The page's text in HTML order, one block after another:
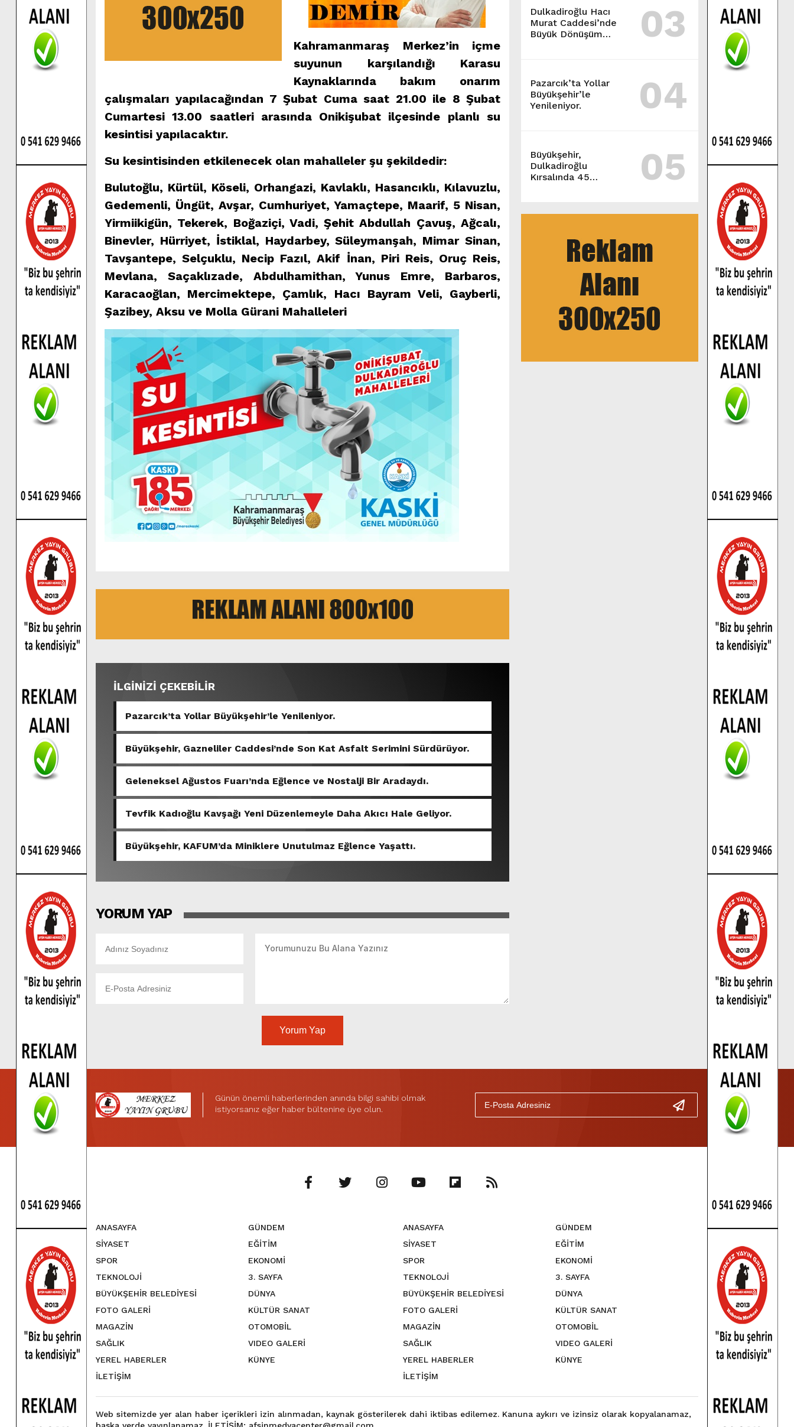
BULUŞTU.
Dulkadiroğlu Hacı
Murat Caddesi’nde
Büyük Dönüşüm
03
Pazarcık’ta Yollar
Büyükşehir’le
Yenileniyor.
04
Büyükşehir,
Dulkadiroğlu
Kırsalında 45
05
Kahramanmaraş Merkez’in içme
suyunun karşılandığı Karasu
Kaynaklarında bakım onarım
çalışmaları yapılacağından 7 Şubat Cuma saat 21.00 ile 8 Şubat
Cumartesi 13.00 saatleri arasında Onikişubat ilçesinde planlı su
kesintisi yapılacaktır.
Su kesintisinden etkilenecek olan mahalleler şu şekildedir:
Bulutoğlu, Kürtül, Köseli, Orhangazi, Kavlaklı, Hasancıklı, Kılavuzlu,
Gedemenli, Üngüt, Avşar, Cumhuriyet, Yamaçtepe, Maarif, 5 Nisan,
Yirmiikigün, Tekerek, Boğaziçi, Vadi, Şehit Abdullah Çavuş, Ağcalı,
Binevler, Hürriyet, İstiklal, Haydarbey, Süleymanşah, Mimar Sinan,
Tavşantepe, Selçuklu, Necip Fazıl, Akif İnan, Piri Reis, Oruç Reis,
Mevlana, Saçaklızade, Abdulhamithan, Yunus Emre, Barbaros,
Karacaoğlan, Mercimektepe, Çamlık, Hacı Bayram Veli, Gayberli,
Şazibey, Aksu ve Molla Gürani Mahalleleri
İLGİNİZİ ÇEKEBİLİR
Pazarcık’ta Yollar Büyükşehir’le Yenileniyor.
Büyükşehir, Gazneliler Caddesi’nde Son Kat Asfalt Serimini Sürdürüyor.
Geleneksel Ağustos Fuarı’nda Eğlence ve Nostalji Bir Aradaydı.
Tevfik Kadıoğlu Kavşağı Yeni Düzenlemeyle Daha Akıcı Hale Geliyor.
Büyükşehir, KAFUM’da Miniklere Unutulmaz Eğlence Yaşattı.
YORUM YAP
Yorum Yap
Günün önemli haberlerinden anında bilgi sahibi olmak
istiyorsanız eğer haber bültenine üye olun.
ANASAYFA
GÜNDEM
SİYASET
EĞİTİM
SPOR
EKONOMİ
TEKNOLOJİ
3. SAYFA
BÜYÜKŞEHİR BELEDİYESİ
DÜNYA
FOTO GALERİ
KÜLTÜR SANAT
MAGAZİN
OTOMOBİL
SAĞLIK
VIDEO GALERİ
YEREL HABERLER
KÜNYE
İLETİŞİM
ANASAYFA
GÜNDEM
SİYASET
EĞİTİM
SPOR
EKONOMİ
TEKNOLOJİ
3. SAYFA
BÜYÜKŞEHİR BELEDİYESİ
DÜNYA
FOTO GALERİ
KÜLTÜR SANAT
MAGAZİN
OTOMOBİL
SAĞLIK
VIDEO GALERİ
YEREL HABERLER
KÜNYE
İLETİŞİM
Web sitemizde yer alan haber içerikleri izin alınmadan, kaynak gösterilerek dahi iktibas edilemez. Kanuna aykırı ve izinsiz olarak kopyalanamaz,